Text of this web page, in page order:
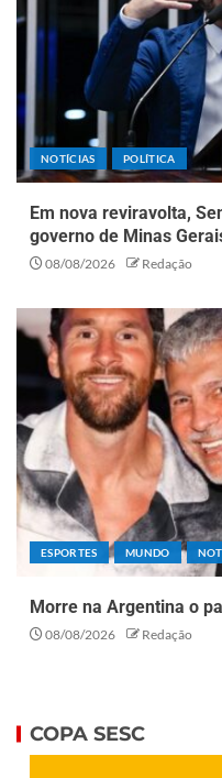
NOTÍCIAS POLÍTICA
Em nova reviravolta,
governo de Minas
08/08/2026 Redação
ESPORTES MUNDO
Morre na Argentina o
08/08/2026 Redação
COPA SESC